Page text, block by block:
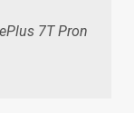
7T Pron